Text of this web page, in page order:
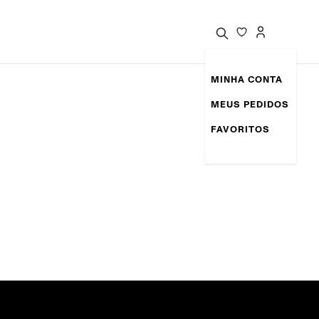
MINHA CONTA
MEUS PEDIDOS
FAVORITOS